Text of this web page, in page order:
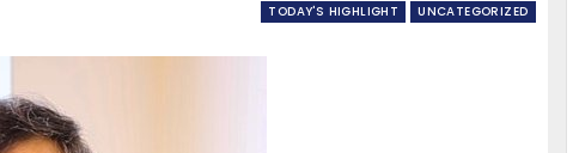
TODAY'S HIGHLIGHT UNCATEGORIZED